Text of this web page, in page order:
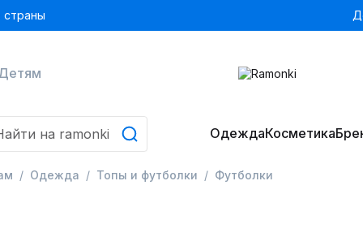
страны
ОдеждаКосметика
Одежда Топы и футболки Футболки